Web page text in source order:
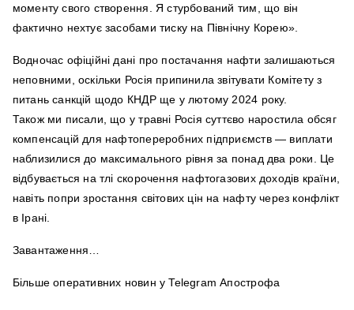
моменту свого створення. Я стурбований тим, що він
фактично нехтує засобами тиску на Північну Корею».
Водночас офіційні дані про постачання нафти залишаються
неповними, оскільки Росія припинила звітувати Комітету з
питань санкцій щодо КНДР ще у лютому 2024 року.
Також ми писали, що у травні Росія суттєво наростила обсяг
компенсацій для нафтопереробних підприємств — виплати
наблизилися до максимального рівня за понад два роки. Це
відбувається на тлі скорочення нафтогазових доходів країни,
навіть попри зростання світових цін на нафту через конфлікт
в Ірані.
Завантаження…
Більше оперативних новин у Telegram Апострофа